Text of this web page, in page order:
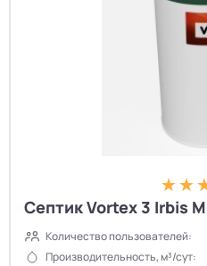
Септик Vortex 3 Irbis M
Количество пользователей:
Производительность, м³/сут: